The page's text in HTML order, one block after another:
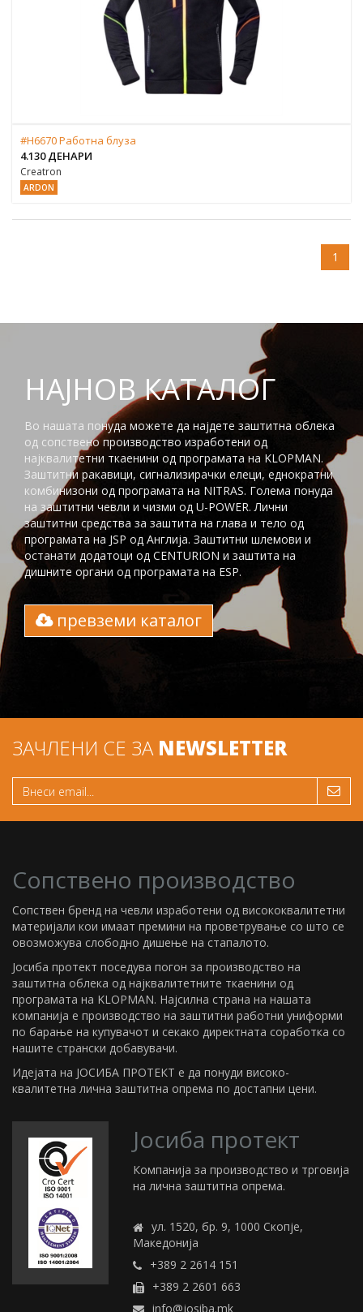
#H6670 Работна блуза
4.130 ДЕНАРИ
Creatron
ARDON
1
НАЈНОВ КАТАЛОГ
Во нашата понуда можете да најдете заштитна облека
од сопствено производство изработени од
најквалитетни ткаенини од програмата на KLOPMAN.
Заштитни ракавици, сигнализирачки елеци, еднократни
комбинизони од програмата на NITRAS. Голема понуда
на заштитни чевли и чизми од U-POWER. Лични
заштитни средства за заштита на глaва и тело од
програмата на JSP од Англија. Заштитни шлемови и
останати додатоци од CENTURION и заштита на
дишните органи од програмата на ESP.
превземи каталог
ЗАЧЛЕНИ СЕ ЗА NEWSLETTER
Сопствено производство
Сопствен бренд на чевли изработени од висококвалитетни
материјали кои имаат премини на проветрување со што се
овозможува слободно дишење на стапалото.
Јосиба протект поседува погон за производство на
заштитна облека од најквалитетните ткаенини од
програмата на KLOPMAN. Најсилна страна на нашата
компанија е производство на заштитни работни униформи
по барање на купувачот и секако директната соработка со
нашите странски добавувачи.
Идејата на ЈОСИБА ПРОТЕКТ е да понуди високо-
квалитетна лична заштитна опрема по достапни цени.
Јосиба протект
Компанија за производство и трговија
на лична заштитна опрема.
ул. 1520, бр. 9, 1000 Скопје,
Македонија
+389 2 2614 151
+389 2 2601 663
info@josiba.mk